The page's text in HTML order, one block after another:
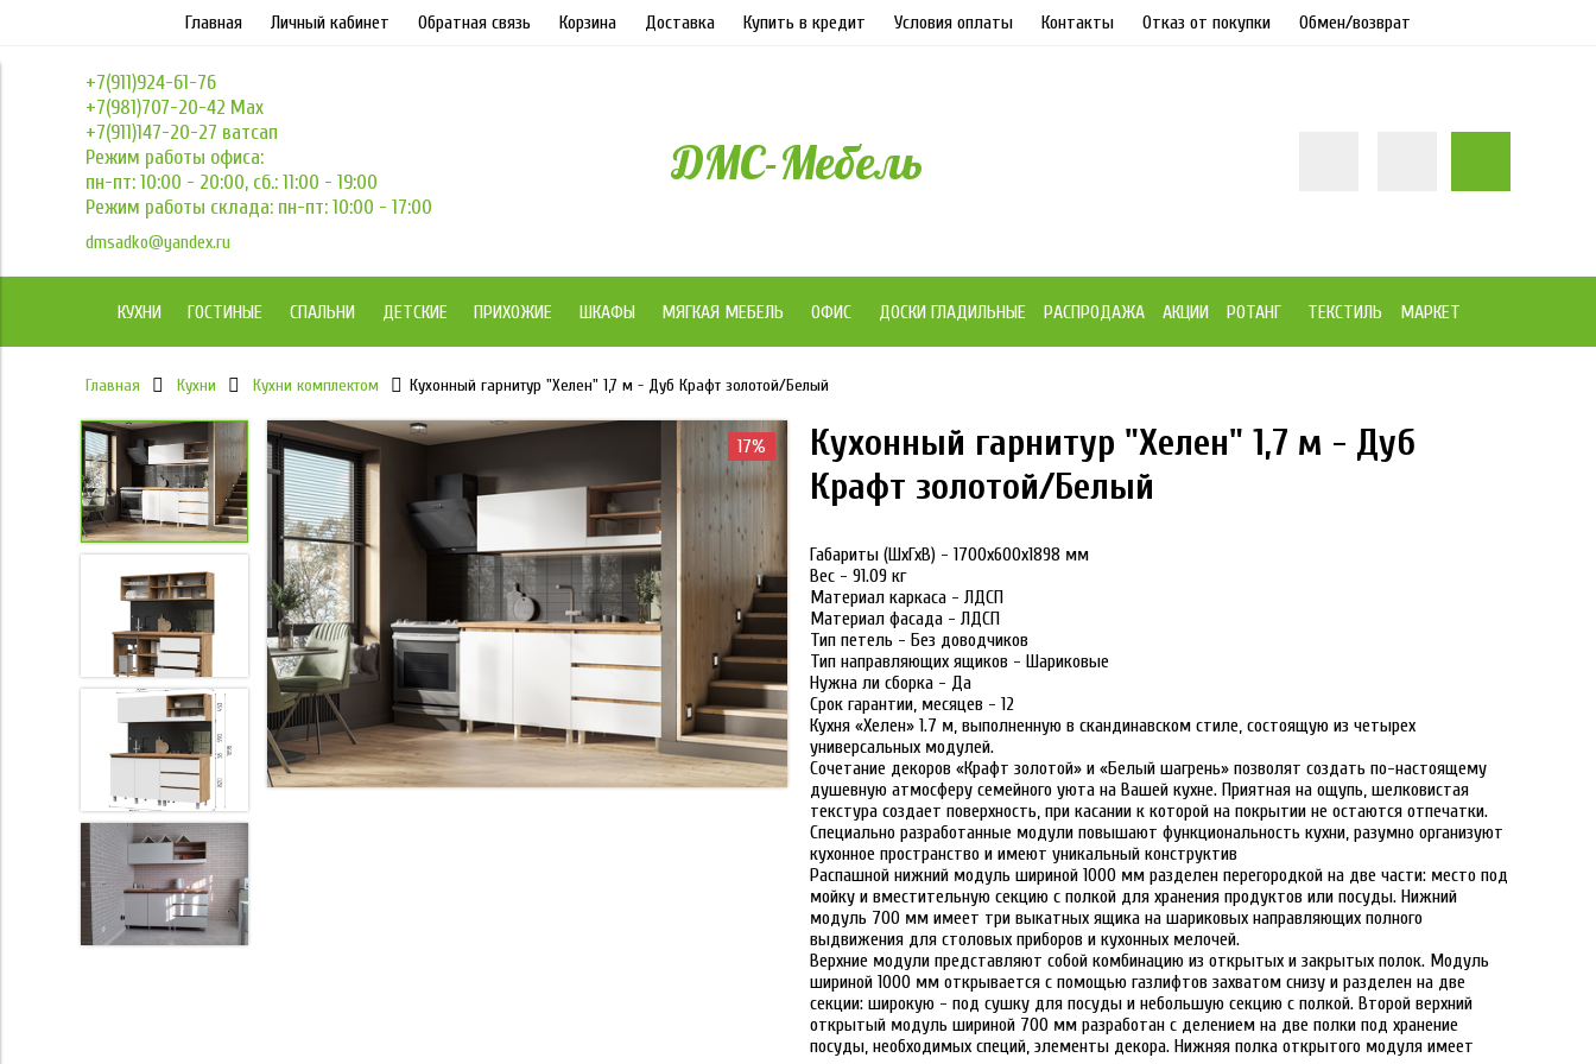
Главная Личный кабинет Обратная связь Корзина Доставка Купить в кредит Условия оплаты Контакты Отказ от покупки Обмен/возврат
+7(911)924-61-76
+7(981)707-20-42 Max
+7(911)147-20-27 ватсап
Режим работы офиса:
пн-пт: 10:00 - 20:00, сб.: 11:00 - 19:00
Режим работы склада: пн-пт: 10:00 - 17:00
dmsadko@yandex.ru
ДМС-Мебель
КУХНИ ГОСТИНЫЕ СПАЛЬНИ ДЕТСКИЕ ПРИХОЖИЕ ШКАФЫ МЯГКАЯ МЕБЕЛЬ ОФИС ДОСКИ ГЛАДИЛЬНЫЕ РАСПРОДАЖА АКЦИИ РОТАНГ ТЕКСТИЛЬ МАРКЕТ
Главная Кухни Кухни комплектом Кухонный гарнитур "Хелен" 1,7 м - Дуб Крафт золотой/Белый
17% 17%
Кухонный гарнитур "Хелен" 1,7 м - Дуб
Крафт золотой/Белый
Габариты (ШхГхВ) - 1700x600x1898 мм
Вес - 91.09 кг
Материал каркаса - ЛДСП
Материал фасада - ЛДСП
Тип петель - Без доводчиков
Тип направляющих ящиков - Шариковые
Нужна ли сборка - Да
Срок гарантии, месяцев - 12
Кухня «Хелен» 1.7 м, выполненную в скандинавском стиле, состоящую из четырех
универсальных модулей.
Сочетание декоров «Крафт золотой» и «Белый шагрень» позволят создать по-настоящему
душевную атмосферу семейного уюта на Вашей кухне. Приятная на ощупь, шелковистая
текстура создает поверхность, при касании к которой на покрытии не остаются отпечатки.
Специально разработанные модули повышают функциональность кухни, разумно организуют
кухонное пространство и имеют уникальный конструктив
Распашной нижний модуль шириной 1000 мм разделен перегородкой на две части: место под
мойку и вместительную секцию с полкой для хранения продуктов или посуды. Нижний
модуль 700 мм имеет три выкатных ящика на шариковых направляющих полного
выдвижения для столовых приборов и кухонных мелочей.
Верхние модули представляют собой комбинацию из открытых и закрытых полок. Модуль
шириной 1000 мм открывается с помощью газлифтов захватом снизу и разделен на две
секции: широкую - под сушку для посуды и небольшую секцию с полкой. Второй верхний
открытый модуль шириной 700 мм разработан с делением на две полки под хранение
посуды, необходимых специй, элементы декора. Нижняя полка открытого модуля имеет